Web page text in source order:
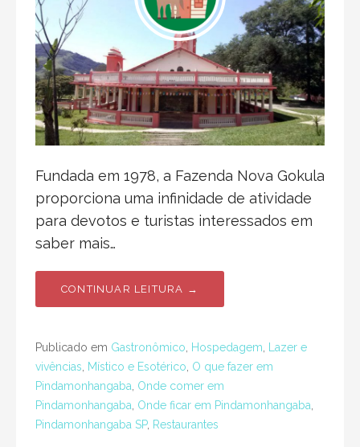
Fundada em 1978, a Fazenda Nova Gokula
proporciona uma infinidade de atividade
para devotos e turistas interessados em
saber mais…
CONTINUAR LEITURA →
Publicado em Gastronômico, Hospedagem, Lazer e
vivências, Místico e Esotérico, O que fazer em
Pindamonhangaba, Onde comer em
Pindamonhangaba, Onde ficar em Pindamonhangaba,
Pindamonhangaba SP, Restaurantes